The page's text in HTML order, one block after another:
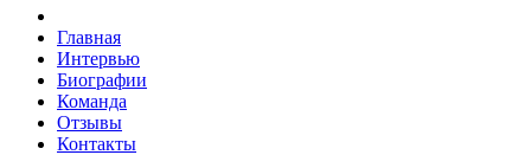
Главная
Интервью
Биографии
Команда
Отзывы
Контакты